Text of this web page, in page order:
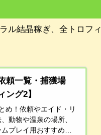
ル結晶稼ぎ、全トロフィ
頼一覧・捕獲場
ング2】
め！依頼やエイド・リ
動物や温泉の場所、
プレイ用おすすめグ